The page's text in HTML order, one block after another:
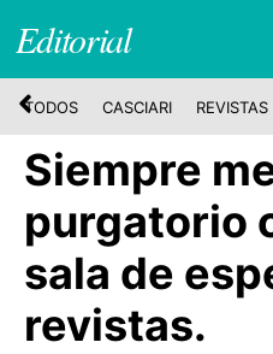
Editorial
TODOS CASCIARI REVISTAS
Siempre
purgatorio
sala de
revistas.